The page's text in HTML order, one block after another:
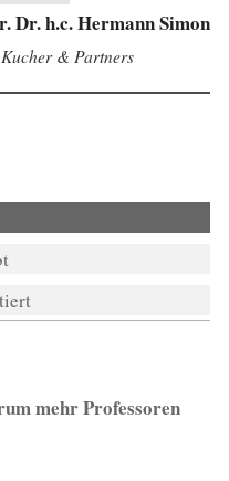
Dr. h.c. Hermann Simon
& Partners
mehr Professoren